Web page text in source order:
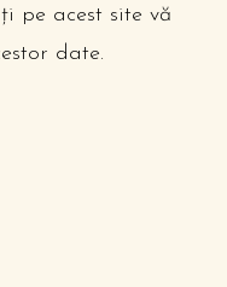
pe acest site vă
date.